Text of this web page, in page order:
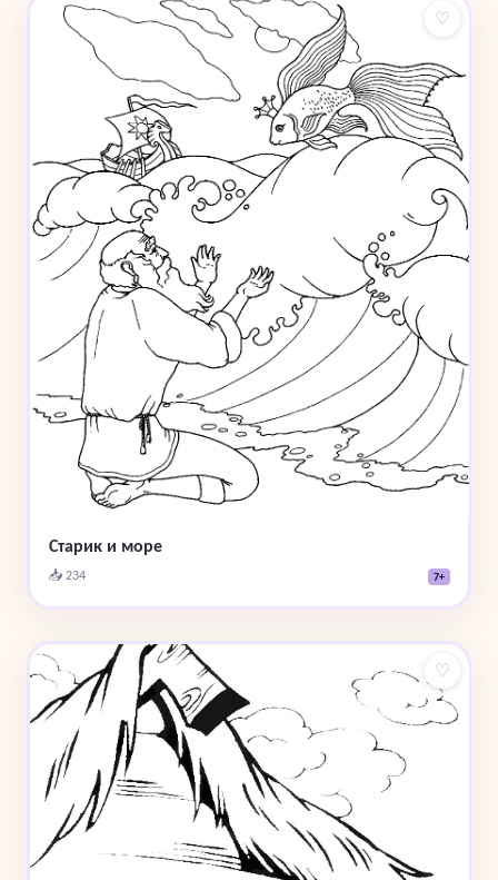
♡
Старик и море
📥 234 7+
♡